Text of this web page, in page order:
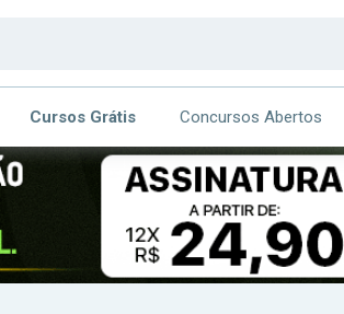
Cursos Grátis Concursos Abertos